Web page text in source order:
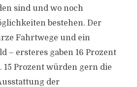
sind und wo noch
bestehen. Der
Fahrtwege und ein
– ersteres gaben 16 Prozent
15 Prozent würden gern die
der